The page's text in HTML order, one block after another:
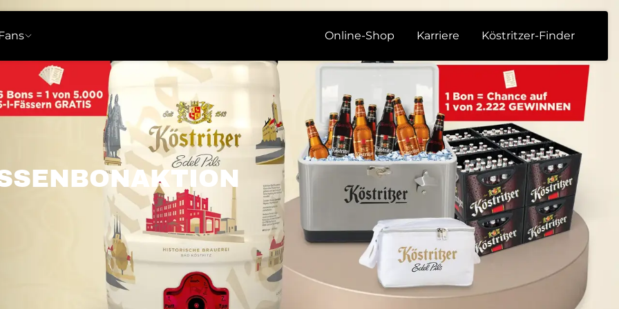
Online-Shop Karriere Köstritzer-Finder
Brauprozess Bier-FAQ
Alkoholfrei